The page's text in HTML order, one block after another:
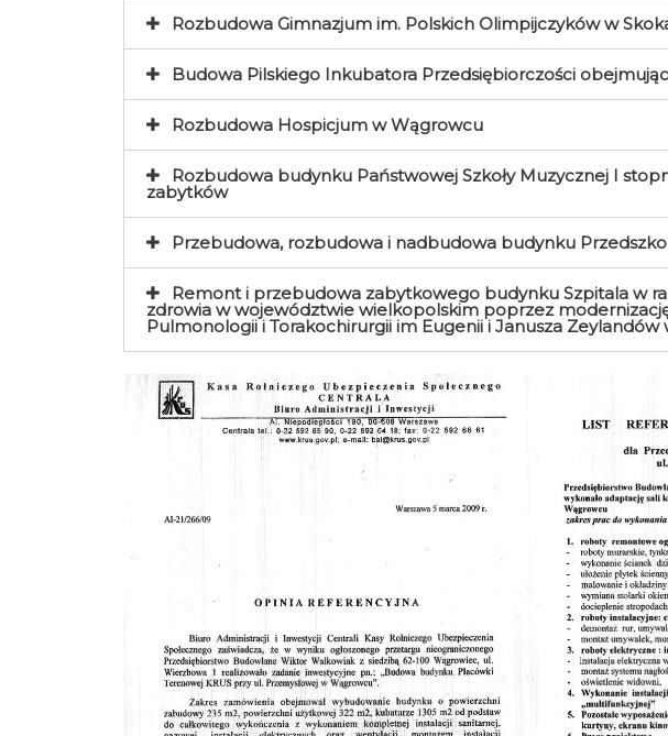
Rozbudowa Gimnazjum im. Polskich Olimpijczyków w
Budowa Pilskiego Inkubatora Przedsiębiorczości
Rozbudowa Hospicjum w Wągrowcu
Rozbudowa budynku Państwowej Szkoły Muzycznej I
zabytków
Przebudowa, rozbudowa i nadbudowa budynku
Remont i przebudowa zabytkowego budynku Szpitala w
zdrowia w województwie wielkopolskim poprzez
Pulmonologii i Torakochirurgii im Eugenii i Janusza